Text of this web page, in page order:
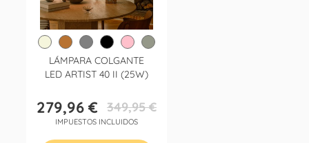
LÁMPARA COLGANTE
LED ARTIST 40 II (25W)
Precio
279,96 €Precio
base
349,95 €
IMPUESTOS INCLUIDOS